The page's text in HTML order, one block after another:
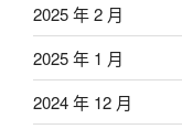
2025 年 2 月
2025 年 1 月
2024 年 12 月